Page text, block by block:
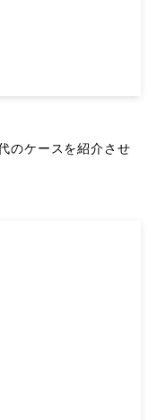
のケースを紹介させ